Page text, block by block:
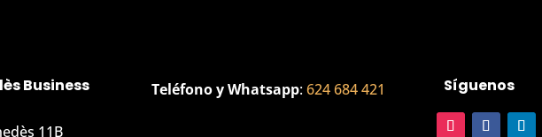
Business
11B
Teléfono y Whatsapp:624 684 421 Síguenos